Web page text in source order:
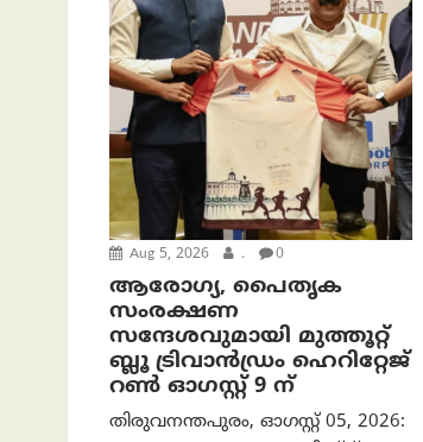
Aug 5, 2026 . 0
ആരോഗ്യ, പൈതൃക
സംരക്ഷണ
സന്ദേശവുമായി മുത്തൂറ്റ്
ബ്ലൂ ട്രിവാൻഡ്രം ഹെറിറ്റേജ്
റൺ ഓഗസ്റ്റ് 9 ന്
തിരുവനന്തപുരം, ഓഗസ്റ്റ് 05, 2026: